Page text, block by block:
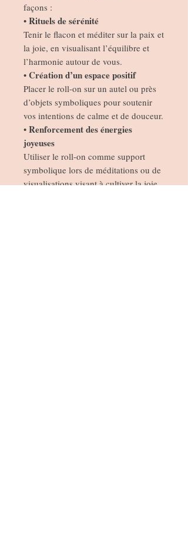
façons :
• Rituels de sérénité
Tenir le flacon et méditer sur la paix et
la joie, en visualisant l’équilibre et
l’harmonie autour de vous.
• Création d’un espace positif
Placer le roll-on sur un autel ou près
d’objets symboliques pour soutenir
vos intentions de calme et de douceur.
• Renforcement des énergies
joyeuses
Utiliser le roll-on comme support
symbolique lors de méditations ou de
visualisations visant à cultiver la joie,